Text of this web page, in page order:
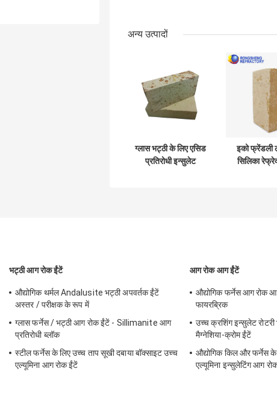
अन्य उत्पादों
ग्लास भट्ठी के लिए एसिड
प्रतिरोधी इन्सुलेट
इको फ्रेंडली
सिलिका
भट्ठी आग रोक ईंटें
औद्योगिक थर्मल Andalusite भट्ठी अपवर्तक ईंटें
अस्तर / परीक्षक के रूप में
ग्लास फर्नेस / भट्ठी आग रोक ईंटें - Sillimanite आग
प्रतिरोधी ब्लॉक
स्टील फर्नेस के लिए उच्च ताप सूखी दबाया बॉक्साइट उच्च
एल्यूमिना आग रोक ईंटें
आग रोक आग ईंटें
औद्योगिक फर्नेस आग रोक
फायरब्रिक
उच्च क्रशिंग इन्सुलेट
मैग्नेशिया-क्रोम ईंटें
औद्योगिक किल और फर्नेस
एल्यूमिना इन्सुलेटिंग आग